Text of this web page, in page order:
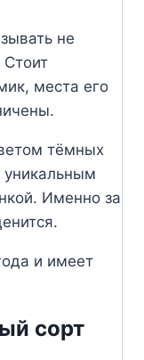
не
Стоит
места его
тёмных
уникальным
Именно за
и имеет
сорт